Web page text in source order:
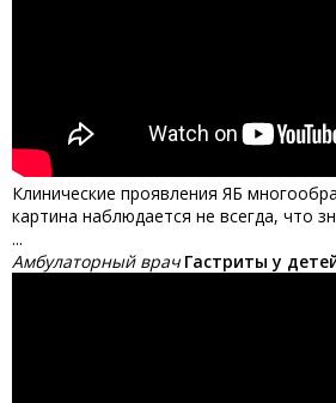
Клинические проявления ЯБ
картина наблюдается не всегда, что
...
Амбулаторный врач Гастриты у